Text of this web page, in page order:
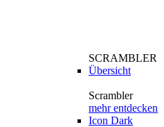
SCRAMBLER
Übersicht
Scrambler
mehr entdecken
Icon Dark